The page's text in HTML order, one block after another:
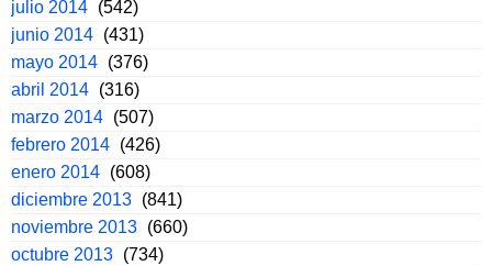
julio 2014 (542)
junio 2014 (431)
mayo 2014 (376)
abril 2014 (316)
marzo 2014 (507)
febrero 2014 (426)
enero 2014 (608)
diciembre 2013 (841)
noviembre 2013 (660)
octubre 2013 (734)